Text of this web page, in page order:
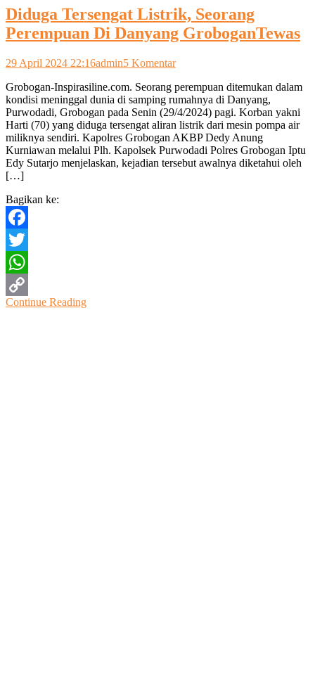
Diduga Tersengat Listrik, Seorang
Perempuan Di Danyang GroboganTewas
29 April 2024 22:16admin5 Komentarpada
Tersengat
Listrik,
Seorang
Perempuan
Di
Danyang
GroboganTewas
Grobogan-Inspirasiline.com. Seorang perempuan ditemukan dalam
kondisi meninggal dunia di samping rumahnya di Danyang,
Purwodadi, Grobogan pada Senin (29/4/2024) pagi. Korban yakni
Harti (70) yang diduga tersengat aliran listrik dari mesin pompa air
miliknya sendiri. Kapolres Grobogan AKBP Dedy Anung
Kurniawan melalui Plh. Kapolsek Purwodadi Polres Grobogan Iptu
Edy Sutarjo menjelaskan, kejadian tersebut awalnya diketahui oleh
[…]
Bagikan ke:
Facebook
Twitter
WhatsApp
Copy
Continue Reading